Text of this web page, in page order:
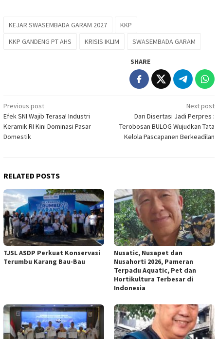
KEJAR SWASEMBADA GARAM 2027
KKP
KKP GANDENG PT AHS
KRISIS IKLIM SWASEMBADA GARAM
SHARE
Post
navigation
Previous post
Efek SNI Wajib Terasa! Industri
Keramik RI Kini Dominasi Pasar
Domestik
Next post
Dari Disertasi Jadi Perpres :
Terobosan BULOG Wujudkan Tata
Kelola Pascapanen Berkeadilan
RELATED POSTS
TJSL ASDP Perkuat Konservasi
Terumbu Karang Bau-Bau
Nusatic, Nusapet dan
Nusahorti 2026, Pameran
Terpadu Aquatic, Pet dan
Hortikultura Terbesar di
Indonesia